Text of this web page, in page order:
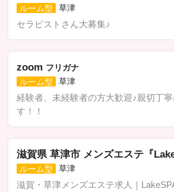
ルーム型
草津
セラピストさん大募集♪
zoom フリガナ
ルーム型
草津
経験者、未経験者の方大歓迎♪親切丁寧
す！！
滋賀県 草津市 メンズエステ『
ルーム型
草津
滋賀・草津メンズエステ求人｜